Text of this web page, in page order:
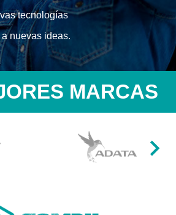
tecnologías
nuevas ideas.
MARCAS